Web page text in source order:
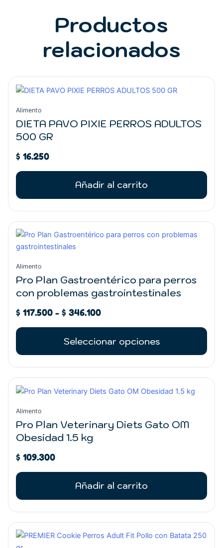
Productos
relacionados
Alimento
DIETA PAVO PIXIE PERROS ADULTOS
500 GR
$ 16.250
Añadir al carrito
Alimento
Pro Plan Gastroentérico para perros
con problemas gastrointestinales
$ 117.500 - $ 346.100
de
hasta
$ 346.100
Seleccionar opciones
Este
producto
tiene
múltiples
variantes.
opciones
se
elegir
página
producto
Alimento
Pro Plan Veterinary Diets Gato OM
Obesidad 1.5 kg
$ 109.300
Añadir al carrito